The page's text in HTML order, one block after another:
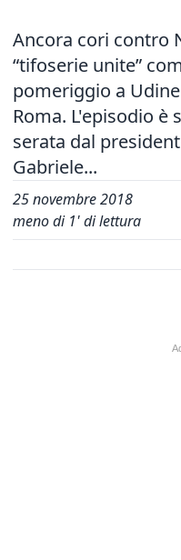
Ancora cori contro
“tifoserie unite”
pomeriggio a
Roma. L'episodio
serata dal
Gabriele...
25 novembre 2018
meno di 1' di lettura